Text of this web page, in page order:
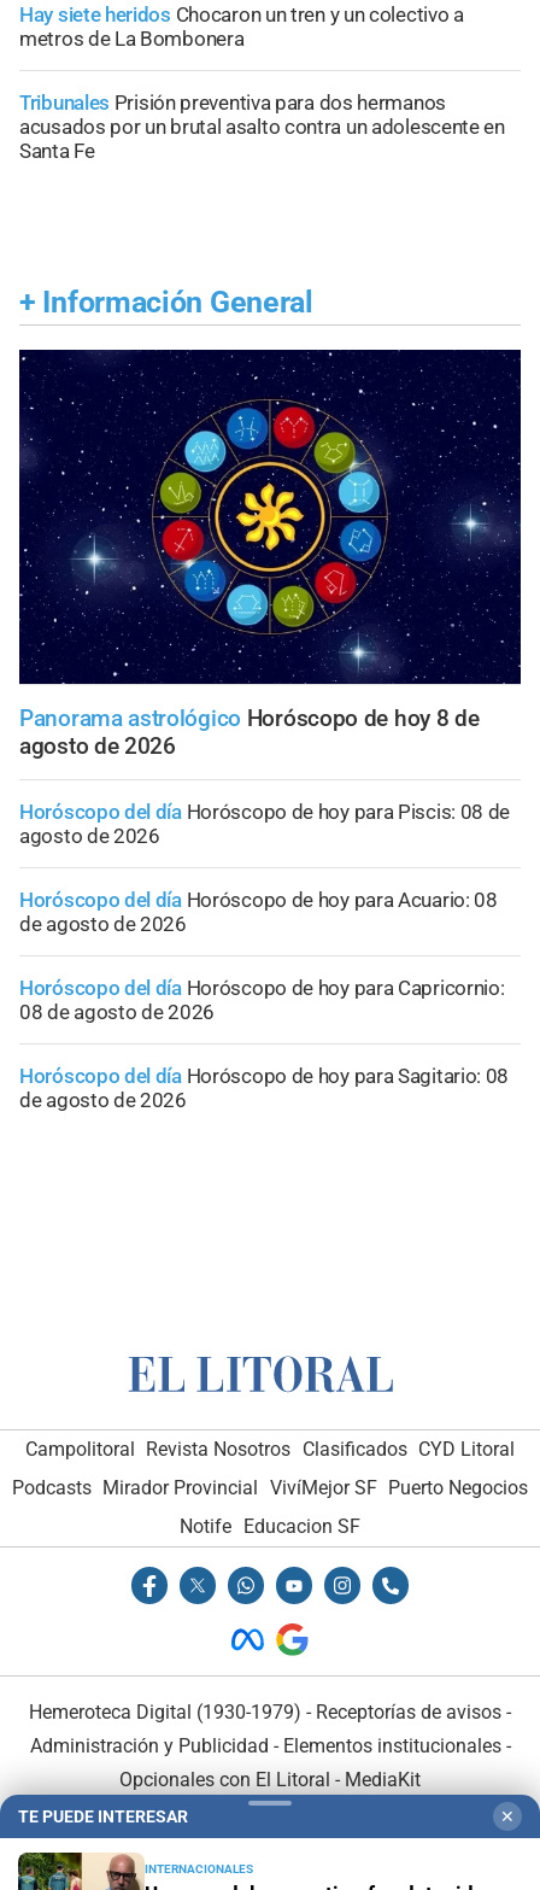
Hay siete heridos Chocaron un tren y un colectivo a
metros de La Bombonera
Tribunales Prisión preventiva para dos hermanos
acusados por un brutal asalto contra un adolescente en
Santa Fe
+ Información General
Panorama astrológico Horóscopo de hoy 8 de
agosto de 2026
Horóscopo del día Horóscopo de hoy para Piscis: 08 de
agosto de 2026
Horóscopo del día Horóscopo de hoy para Acuario: 08
de agosto de 2026
Horóscopo del día Horóscopo de hoy para Capricornio:
08 de agosto de 2026
Horóscopo del día Horóscopo de hoy para Sagitario: 08
de agosto de 2026
Campolitoral Revista Nosotros Clasificados CYD Litoral
Podcasts Mirador Provincial VivíMejor SF Puerto Negocios
Notife
Educacion SF
Hemeroteca Digital (1930-1979) - Receptorías de avisos -
Administración y Publicidad - Elementos institucionales-
Opcionales con El Litoral - MediaKit
TE PUEDE INTERESAR ✕
INTERNACIONALES